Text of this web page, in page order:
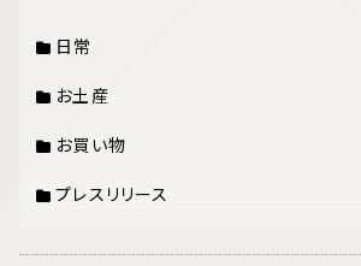
日常
お土産
お買い物
プレスリリース